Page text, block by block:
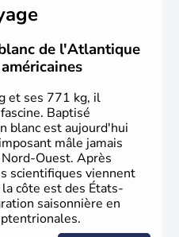
succédées avant l'arrivée
du continent par
Les 13 colonies
d'indépendance
constitution en 1787.
ensuite l'entrée dans une
de l'Atlantique
et ses 771 kg, il
Baptisé
blanc est aujourd'hui
mâle jamais
Ouest. Après
scientifiques viennent
côte est des États-
saisonnière en